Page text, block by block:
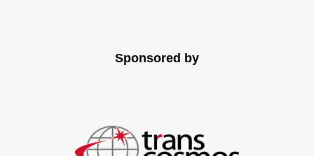
Sponsored by